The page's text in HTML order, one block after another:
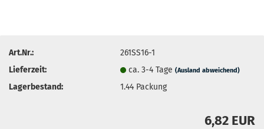
Art.Nr.:
261SS16-1
Lieferzeit:
ca. 3-4 Tage(Ausland abweichend)
Lagerbestand: 1.44 Packung
6,82 EUR